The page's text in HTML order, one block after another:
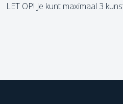
LET OP! Je kunt maximaal 3